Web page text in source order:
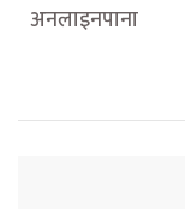
अनलाइनपाना